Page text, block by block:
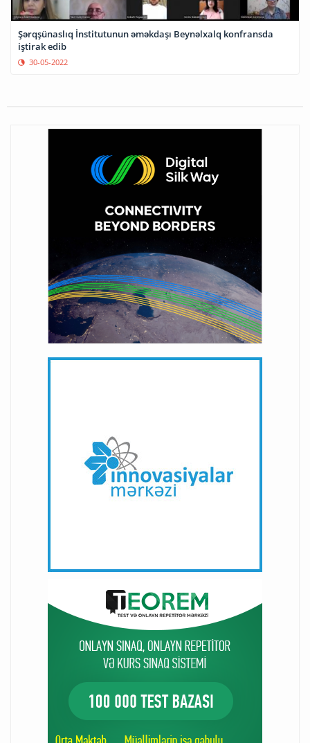
Şərqşünaslıq İnstitutunun əməkdaşı Beynəlxalq konfransda
iştirak edib
30-05-2022